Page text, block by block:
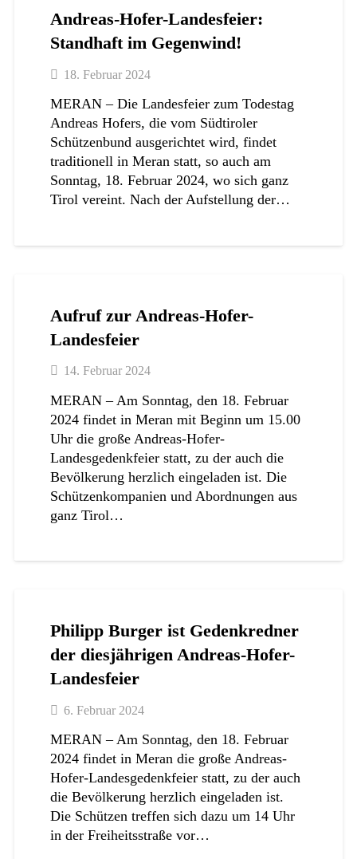
Andreas-Hofer-Landesfeier:
Standhaft im Gegenwind!
18. Februar 2024
MERAN – Die Landesfeier zum Todestag
Andreas Hofers, die vom Südtiroler
Schützenbund ausgerichtet wird, findet
traditionell in Meran statt, so auch am
Sonntag, 18. Februar 2024, wo sich ganz
Tirol vereint. Nach der Aufstellung der…
Aufruf zur Andreas-Hofer-
Landesfeier
14. Februar 2024
MERAN – Am Sonntag, den 18. Februar
2024 findet in Meran mit Beginn um 15.00
Uhr die große Andreas-Hofer-
Landesgedenkfeier statt, zu der auch die
Bevölkerung herzlich eingeladen ist. Die
Schützenkompanien und Abordnungen aus
ganz Tirol…
Philipp Burger ist Gedenkredner
der diesjährigen Andreas-Hofer-
Landesfeier
6. Februar 2024
MERAN – Am Sonntag, den 18. Februar
2024 findet in Meran die große Andreas-
Hofer-Landesgedenkfeier statt, zu der auch
die Bevölkerung herzlich eingeladen ist.
Die Schützen treffen sich dazu um 14 Uhr
in der Freiheitsstraße vor…